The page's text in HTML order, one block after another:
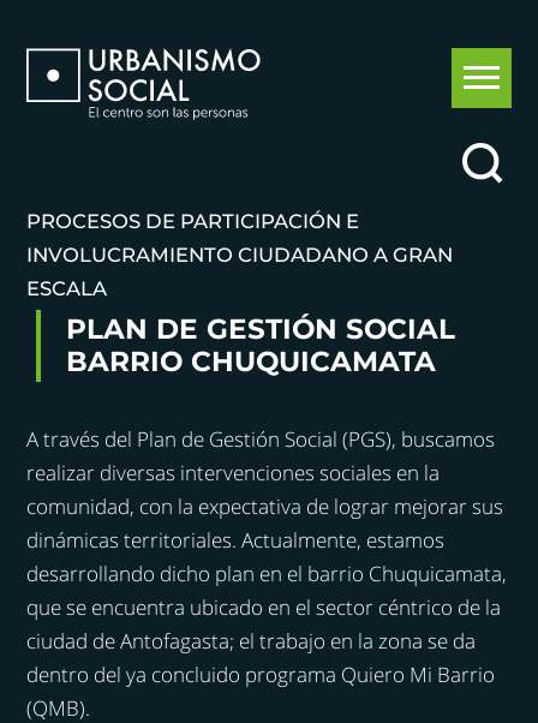
PROCESOS DE PARTICIPACIÓN E
INVOLUCRAMIENTO CIUDADANO A GRAN
ESCALA
PLAN DE GESTIÓN SOCIAL
BARRIO CHUQUICAMATA
A través del Plan de Gestión Social (PGS), buscamos
realizar diversas intervenciones sociales en la
comunidad, con la expectativa de lograr mejorar sus
dinámicas territoriales. Actualmente, estamos
desarrollando dicho plan en el barrio Chuquicamata,
que se encuentra ubicado en el sector céntrico de la
ciudad de Antofagasta; el trabajo en la zona se da
dentro del ya concluido programa Quiero Mi Barrio
(QMB).